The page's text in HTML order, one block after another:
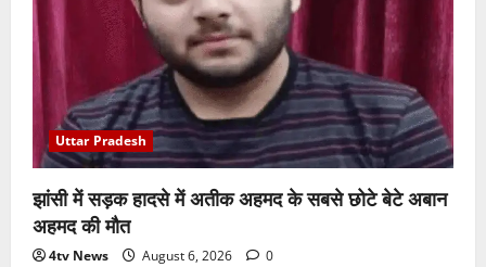
Uttar Pradesh
झांसी में सड़क हादसे में अतीक अहमद के सबसे छोटे बेटे अबान
अहमद की मौत
4tv News August 6, 2026 0